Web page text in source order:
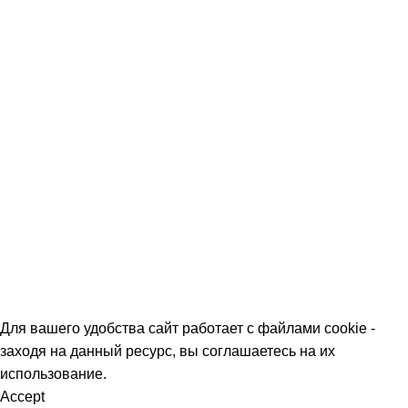
Для вашего удобства сайт работает с файлами cookie -
заходя на данный ресурс, вы соглашаетесь на их
использование.
Accept